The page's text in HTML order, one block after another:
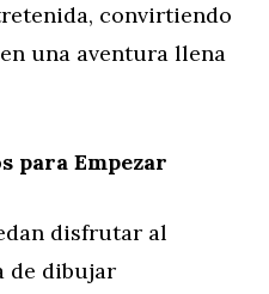
convirtiendo
una aventura llena
para Empezar
disfrutar al
de dibujar